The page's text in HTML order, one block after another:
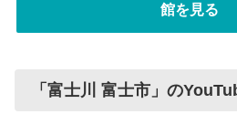
館を見る
「富士川 富士市」の